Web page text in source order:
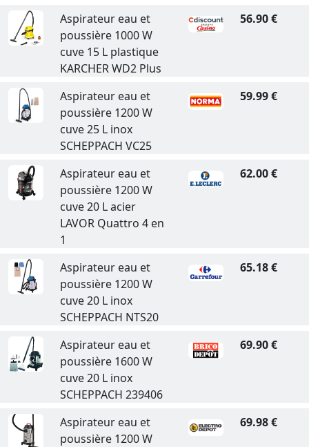
Aspirateur eau et
poussière 1000 W
cuve 15 L plastique
KARCHER WD2 Plus
56.90 €
Aspirateur eau et
poussière 1200 W
cuve 25 L inox
SCHEPPACH VC25
59.99 €
Aspirateur eau et
poussière 1200 W
cuve 20 L acier
LAVOR Quattro 4 en
1
62.00 €
Aspirateur eau et
poussière 1200 W
cuve 20 L inox
SCHEPPACH NTS20
65.18 €
Aspirateur eau et
poussière 1600 W
cuve 20 L inox
SCHEPPACH 239406
69.90 €
Aspirateur eau et
poussière 1200 W
69.98 €